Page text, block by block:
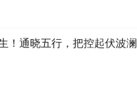
！通晓五行，把控起伏波